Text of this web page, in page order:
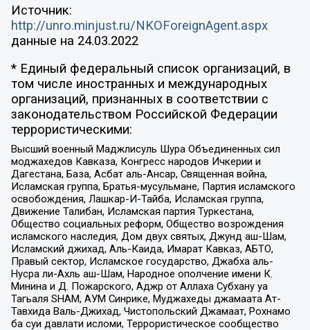
Источник:
http://unro.minjust.ru/NKOForeignAgent.aspx
данные на 24.03.2022
* Единый федеральный список организаций, в
том числе иностранных и международных
организаций, признанных в соответствии с
законодательством Российской Федерации
террористическими:
Высший военный Маджлисуль Шура Объединенных сил
моджахедов Кавказа, Конгресс народов Ичкерии и
Дагестана, База, Асбат аль-Ансар, Священная война,
Исламская группа, Братья-мусульмане, Партия исламского
освобождения, Лашкар-И-Тайба, Исламская группа,
Движение Талибан, Исламская партия Туркестана,
Общество социальных реформ, Общество возрождения
исламского наследия, Дом двух святых, Джунд аш-Шам,
Исламский джихад, Аль-Каида, Имарат Кавказ, АБТО,
Правый сектор, Исламское государство, Джабха аль-
Нусра ли-Ахль аш-Шам, Народное ополчение имени К.
Минина и Д. Пожарского, Аджр от Аллаха Субхану уа
Тагьаля SHAM, АУМ Синрике, Муджахеды джамаата Ат-
Тавхида Валь-Джихад, Чистопольский Джамаат, Рохнамо
ба суи давлати исломи, Террористическое сообщество